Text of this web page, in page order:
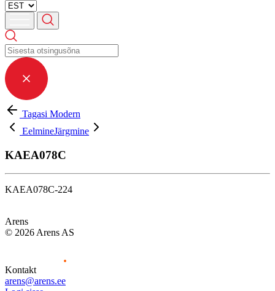
Tagasi Modern
EelmineJärgmine
KAEA078C
KAEA078C-224
Arens
© 2026 Arens AS
Kontakt
arens@arens.ee